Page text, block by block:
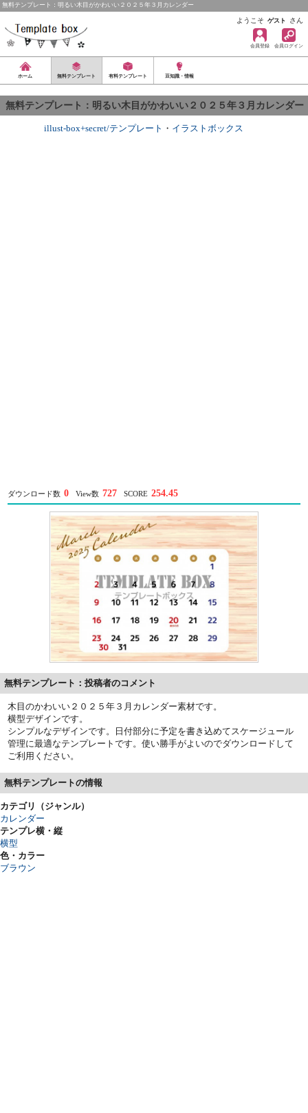
無料テンプレート：明るい木目がかわいい２０２５年３月カレンダー
ようこそ ゲスト さん
会員登録 会員ログイン
ホーム 無料テンプレート 有料テンプレート 豆知識・情報
無料テンプレート：明るい木目がかわいい２０２５年３月カレンダー
illust-box+secret/テンプレート ・ イラストボックス
ダウンロード数 0 View数 727 SCORE 254.45
無料テンプレート：投稿者のコメント
木目のかわいい２０２５年３月カレンダー素材です。
横型デザインです。
シンプルなデザインです。日付部分に予定を書き込めてスケージュール
管理に最適なテンプレートです。使い勝手がよいのでダウンロードして
ご利用ください。
無料テンプレートの情報
カテゴリ（ジャンル）
カレンダー
テンプレ横・縦
横型
色・カラー
ブラウン